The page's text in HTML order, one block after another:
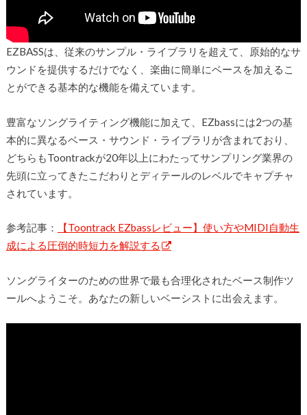
EZBASSは、従来のサンプル・ライブラリを超えて、原始的なサ
ウンドを提供するだけでなく、楽曲に簡単にベースを加えるこ
とができる基本的な機能を備えています。
豊富なソングライティング機能に加えて、EZbassには2つの基
本的に異なるベース・サウンド・ライブラリが含まれており、
どちらもToontrackが20年以上にわたってサンプリング業界の
先頭に立ってきたこだわりとディテールのレベルでキャプチャ
されています。
参考記事：
【Toontrack EZbassレビュー】使い方やMIDI自動生
成による圧倒的時短力を解説する
ソングライターのための世界で最も合理化されたベース制作ツ
ールへようこそ。あなたの新しいベーシストに出会えます。